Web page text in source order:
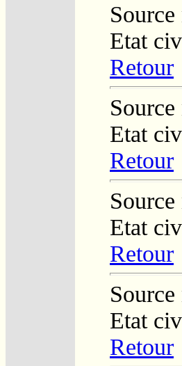
Etat
Retour
Etat
Retour
Source
Etat
Retour
Etat
Retour